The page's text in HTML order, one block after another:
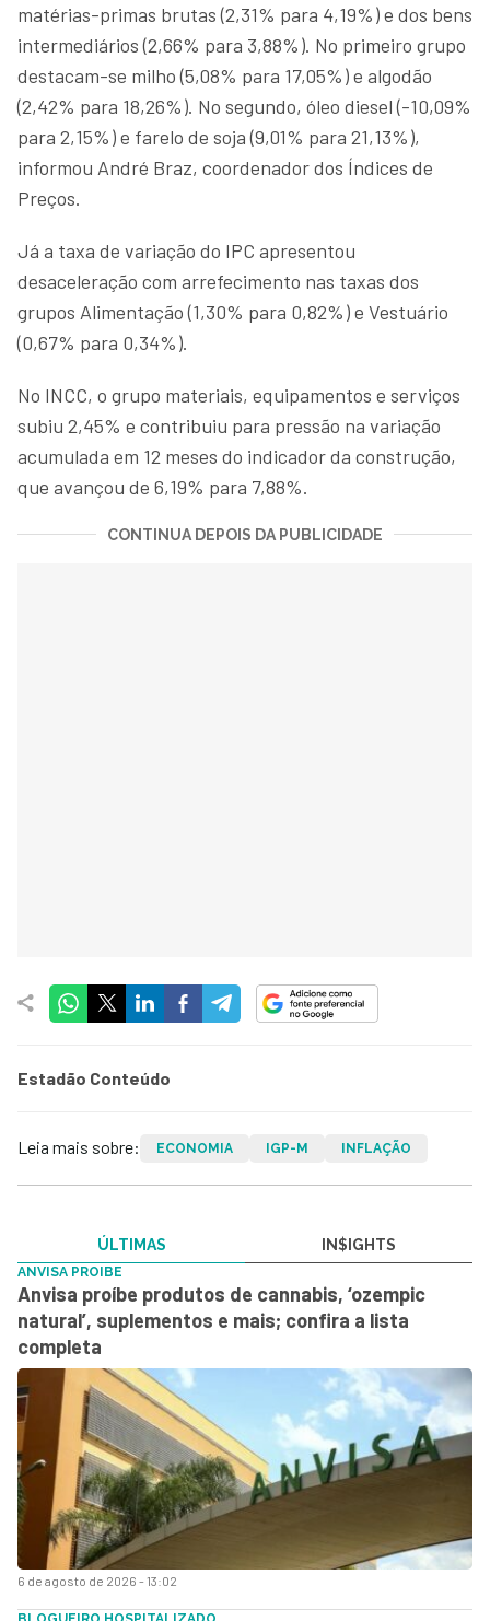
matérias-primas brutas (2,31% para 4,19%) e dos bens
intermediários (2,66% para 3,88%). No primeiro grupo
destacam-se milho (5,08% para 17,05%) e algodão
(2,42% para 18,26%). No segundo, óleo diesel (-10,09%
para 2,15%) e farelo de soja (9,01% para 21,13%),
informou André Braz, coordenador dos Índices de
Preços.
Já a taxa de variação do IPC apresentou
desaceleração com arrefecimento nas taxas dos
grupos Alimentação (1,30% para 0,82%) e Vestuário
(0,67% para 0,34%).
No INCC, o grupo materiais, equipamentos e serviços
subiu 2,45% e contribuiu para pressão na variação
acumulada em 12 meses do indicador da construção,
que avançou de 6,19% para 7,88%.
CONTINUA DEPOIS DA PUBLICIDADE
Estadão Conteúdo
Leia mais sobre: ECONOMIA IGP-M INFLAÇÃO
ÚLTIMAS IN$IGHTS
6 de agosto de 2026 - 13:02
ANVISA PROIBE
Anvisa proíbe produtos de cannabis, ‘ozempic
natural’, suplementos e mais; confira a lista
completa